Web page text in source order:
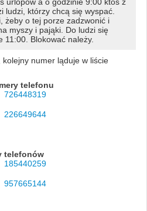
ludzi, którzy chcą się wyspać.
żeby o tej porze zadzwonić i
myszy i pająki. Do ludzi się
Blokować należy.
kolejny numer ląduje w liście
telefonu
726448319
226649644
telefonów
185440259
957665144